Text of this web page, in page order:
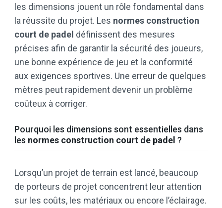
les dimensions jouent un rôle fondamental dans
la réussite du projet. Les normes construction
court de padel définissent des mesures
précises afin de garantir la sécurité des joueurs,
une bonne expérience de jeu et la conformité
aux exigences sportives. Une erreur de quelques
mètres peut rapidement devenir un problème
coûteux à corriger.
Pourquoi les dimensions sont essentielles dans
les normes construction court de padel ?
Lorsqu’un projet de terrain est lancé, beaucoup
de porteurs de projet concentrent leur attention
sur les coûts, les matériaux ou encore l’éclairage.